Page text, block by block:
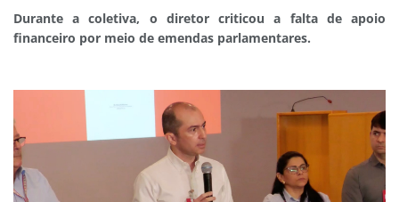
Durante a coletiva, o diretor criticou a falta de apoio
financeiro por meio de emendas parlamentares.